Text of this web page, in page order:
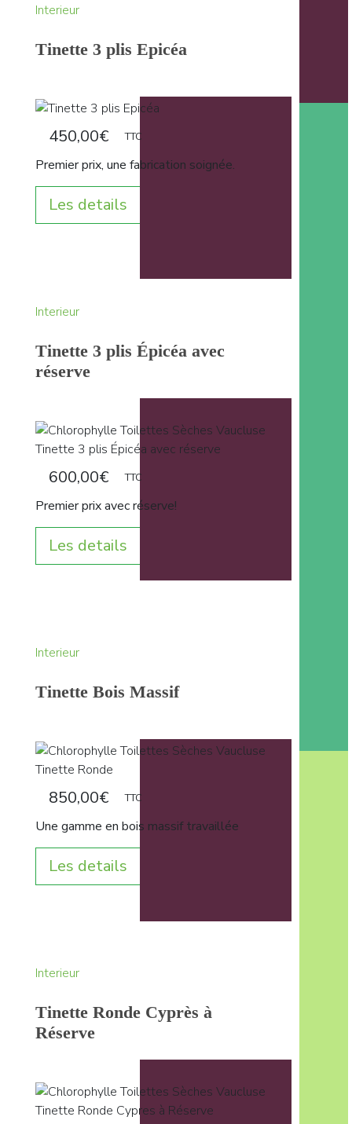
Interieur
Tinette 3 plis Epicéa
450,00€ TTC
Premier prix, une fabrication soignée.
Les details
Interieur
Tinette 3 plis Épicéa avec
réserve
600,00€ TTC
Premier prix avec réserve!
Les details
Interieur
Tinette Bois Massif
850,00€ TTC
Une gamme en bois massif travaillée
Les details
Interieur
Tinette Ronde Cyprès à
Réserve